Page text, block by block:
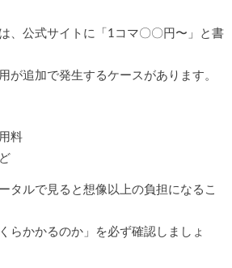
、公式サイトに「1コマ〇〇円〜」と書
が追加で発生するケースがあります。
料
タルで見ると想像以上の負担になるこ
らかかるのか」を必ず確認しましょ